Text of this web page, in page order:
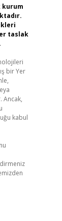
kurum
taslak
bir Yer
Ancak,
kabul